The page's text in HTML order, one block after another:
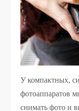
У компактных,
фотоаппаратов
снимать фото и